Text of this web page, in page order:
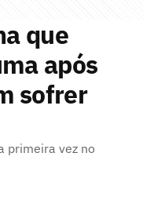
que
após
sofrer
primeira vez no